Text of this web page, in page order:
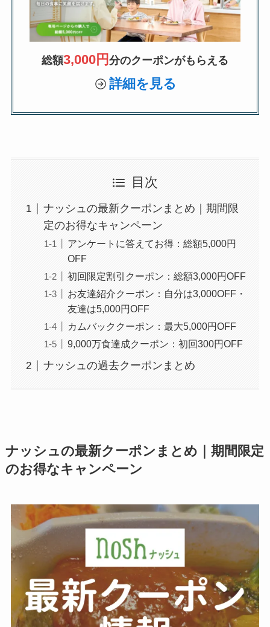
総額3,000円 分のクーポンがもらえる
詳細を見る
目次
ナッシュの最新クーポンまとめ｜期間限
定のお得なキャンペーン
アンケートに答えてお得：総額5,000円
OFF
初回限定割引クーポン：総額3,000円OFF
お友達紹介クーポン：自分は3,000OFF・
友達は5,000円OFF
カムバッククーポン：最大5,000円OFF
9,000万食達成クーポン：初回300円OFF
ナッシュの過去クーポンまとめ
ナッシュの最新クーポンまとめ｜期間限定
のお得なキャンペーン